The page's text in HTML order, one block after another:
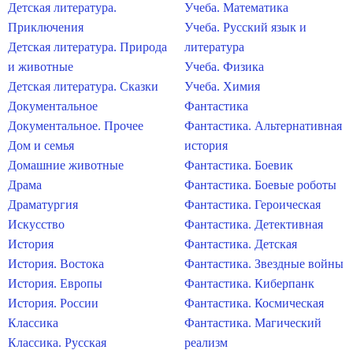
Детская литература.
Приключения
Детская литература. Природа
и животные
Детская литература. Сказки
Документальное
Документальное. Прочее
Дом и семья
Домашние животные
Драма
Драматургия
Искусство
История
История. Востока
История. Европы
История. России
Классика
Классика. Русская
Учеба. Математика
Учеба. Русский язык и
литература
Учеба. Физика
Учеба. Химия
Фантастика
Фантастика. Альтернативная
история
Фантастика. Боевик
Фантастика. Боевые роботы
Фантастика. Героическая
Фантастика. Детективная
Фантастика. Детская
Фантастика. Звездные войны
Фантастика. Киберпанк
Фантастика. Космическая
Фантастика. Магический
реализм